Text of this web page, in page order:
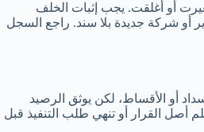
أو أغلقت. يجب إثبات الخلف
أو شركة جديدة بلا سند. راجع السجل
أو الأقساط، لكن يوثق الرصيد
أصل القرار أو تنهي طلب التنفيذ قبل